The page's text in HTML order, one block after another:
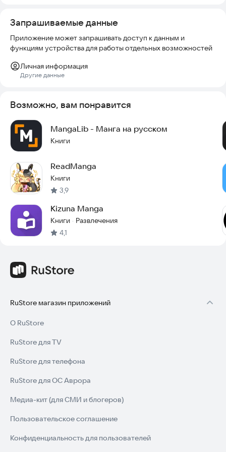
соглашениями этих источников.
Скачайте QManga прямо сейчас и начните читать любимые
истории уже сегодня.
Запрашиваемые данные
Приложение может запрашивать доступ к данным и
функциям устройства для работы отдельных возможностей
Личная информация
Другие данные
Возможно, вам понравится
MangaLib - Манга на русском
Книги
ReadManga
Книги
3,9
Kizuna Manga
Книги · Развлечения
4,1
RuStore магазин приложений
О RuStore
RuStore для TV
RuStore для телефона
RuStore для ОС Аврора
Медиа-кит (для СМИ и блогеров)
Пользовательское соглашение
Конфиденциальность для пользователей